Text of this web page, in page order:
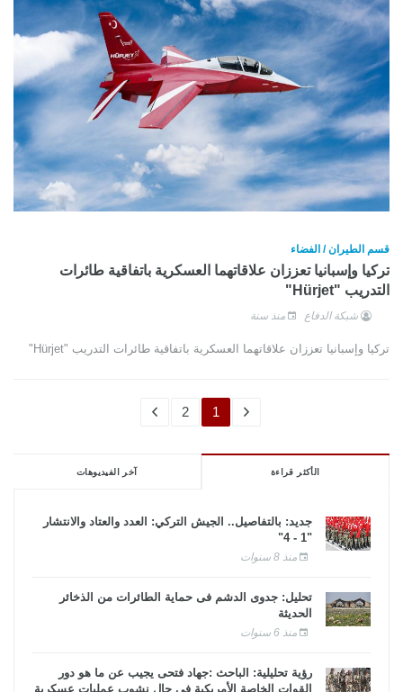
قسم الطيران / الفضاء
تركيا وإسبانيا تعززان علاقاتهما العسكرية باتفاقية طائرات
التدريب "Hürjet"
شبكة الدفاع منذ سنة
تركيا وإسبانيا تعززان علاقاتهما العسكرية باتفاقية طائرات التدريب "Hürjet"
1
2
الأكثر قراءة آخر الفيديوهات
جديد: بالتفاصيل.. الجيش التركي: العدد والعتاد والانتشار
"1 - 4"
منذ 8 سنوات
تحليل: جدوى الدشم فى حماية الطائرات من الذخائر
الحديثة
منذ 6 سنوات
رؤية تحليلية: الباحث :جهاد فتحى يجيب عن ما هو دور
القوات الخاصة الأمريكية فى حال نشوب عمليات عسكرية